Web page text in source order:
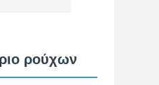
ρούχων